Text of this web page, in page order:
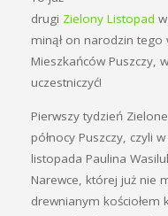
drugi Zielony Listopad
minął on narodzin tego
Mieszkańców Puszczy,
uczestniczyć!
Pierwszy tydzień
północy Puszczy, czyli
listopada Paulina
Narewce, której już nie
drewnianym kościołem